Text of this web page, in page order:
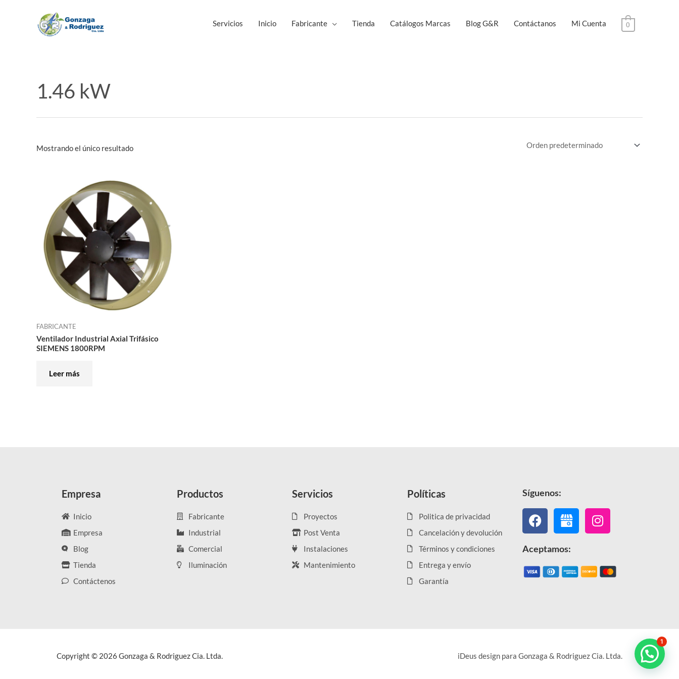
Servicios Inicio Fabricante Tienda Catálogos Marcas Blog G&R Contáctanos Mi Cuenta 0
1.46 kW
Mostrando el único resultado
FABRICANTE
Ventilador Industrial Axial Trifásico
SIEMENS 1800RPM
Leer más
Empresa
Inicio
Empresa
Blog
Tienda
Contáctenos
Productos
Fabricante
Industrial
Comercial
Iluminación
Servicios
Proyectos
Post Venta
Instalaciones
Mantenimiento
Políticas
Politica de privacidad
Cancelación y devolución
Términos y condiciones
Entrega y envío
Garantía
Síguenos:
Facebook Instagram
Aceptamos:
Copyright © 2026 Gonzaga & Rodriguez Cia. Ltda. iDeus design para Gonzaga & Rodriguez Cia. Ltda.
1